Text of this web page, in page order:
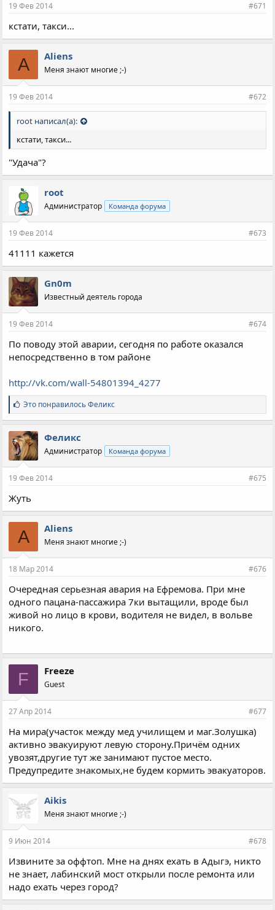
19 Фев 2014 #671
кстати, такси...
A Aliens
Меня знают многие ;-)
19 Фев 2014 #672
root написал(а):
кстати, такси...
"Удача"?
root
Администратор Команда форума
19 Фев 2014 #673
41111 кажется
Gn0m
Известный деятель города
19 Фев 2014 #674
По поводу этой аварии, сегодня по работе оказался
непосредственно в том районе
http://vk.com/wall-54801394_4277
С
и
м
п
а
т
и
:
Это понравилосьФеликс
Феликс
Администратор Команда форума
19 Фев 2014 #675
Жуть
A Aliens
Меня знают многие ;-)
18 Мар 2014 #676
Очередная серьезная авария на Ефремова. При мне
одного пацана-пассажира 7ки вытащили, вроде был
живой но лицо в крови, водителя не видел, в вольве
никого.
F Freeze
Guest
27 Апр 2014 #677
На мира(участок между мед училищем и маг.Золушка)
активно эвакуируют левую сторону.Причём одних
увозят,другие тут же занимают пустое место.
Предупредите знакомых,не будем кормить эвакуаторов.
Aikis
Меня знают многие ;-)
9 Июн 2014 #678
Извините за оффтоп. Мне на днях ехать в Адыгэ, никто
не знает, лабинский мост открыли после ремонта или
надо ехать через город?